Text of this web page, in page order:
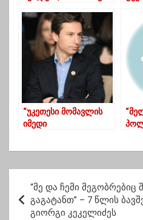
“უკეთესი მომავლის
იმედი
ო
“მე და ჩემი მეგობრებიც
გაგატანთ” – 7 წლის
გიორგი კეკელიძეს